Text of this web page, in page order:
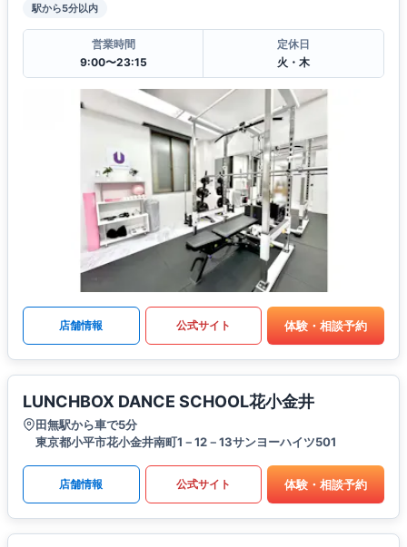
駅から5分以内
営業時間
9:00〜23:15
定休日
火・木
店舗情報 公式サイト 体験・相談予約
LUNCHBOX DANCE SCHOOL花小金井
田無駅から車で5分
東京都小平市花小金井南町1－12－13サンヨーハイツ501
店舗情報 公式サイト 体験・相談予約